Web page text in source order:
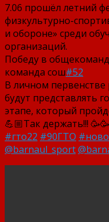
7.06 прошёл летний
физкультурно-
и обороне» среди
организаций.
Победу в
команда сош#52
В личном первенстве
будут представлять
этапе, который
💪🏼Так держать!!!
#гто22 #90ГТО
@barnaul_sport